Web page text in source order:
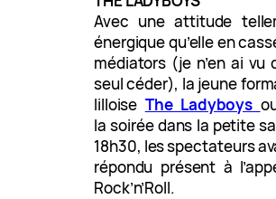
Avec une attitude
énergique qu’elle en
médiators (je n’en ai vu
seul céder), la jeune
lilloise The Ladyboys
la soirée dans la petite
18h30, les spectateurs
répondu présent à
Rock’n’Roll.